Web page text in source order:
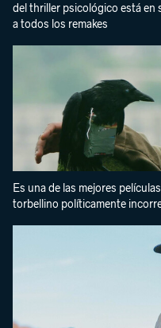
del thriller psicológico está en
a todos los remakes
Es una de las mejores
torbellino políticamente